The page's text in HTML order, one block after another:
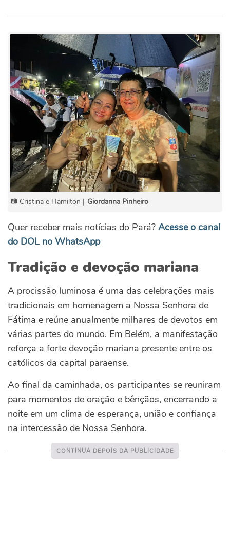
📷 Cristina e Hamilton | Giordanna Pinheiro
Quer receber mais notícias do Pará? Acesse o canal
do DOL no WhatsApp
Tradição e devoção mariana
A procissão luminosa é uma das celebrações mais
tradicionais em homenagem a Nossa Senhora de
Fátima e reúne anualmente milhares de devotos em
várias partes do mundo. Em Belém, a manifestação
reforça a forte devoção mariana presente entre os
católicos da capital paraense.
Ao final da caminhada, os participantes se reuniram
para momentos de oração e bênçãos, encerrando a
noite em um clima de esperança, união e confiança
na intercessão de Nossa Senhora.